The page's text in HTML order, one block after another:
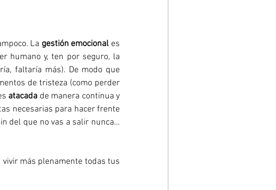
La gestión emocional es
humano y, ten por seguro, la
faltaría más). De modo que
de tristeza (como perder
atacada de manera continua y
necesarias para hacer frente
del que no vas a salir nunca…
vivir más plenamente todas tus